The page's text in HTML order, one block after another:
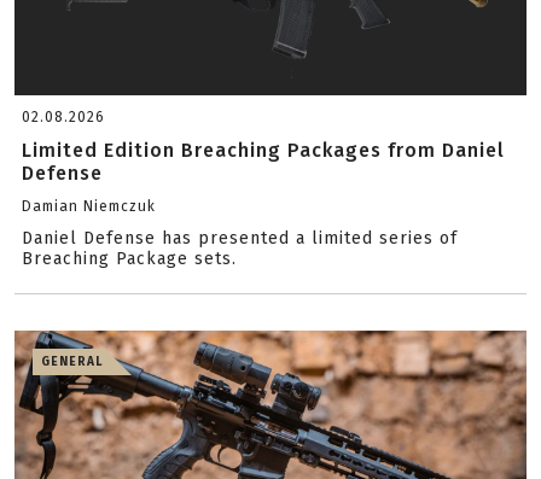
02.08.2026
Limited Edition Breaching Packages from Daniel
Defense
Damian Niemczuk
Daniel Defense has presented a limited series of
Breaching Package sets.
GENERAL